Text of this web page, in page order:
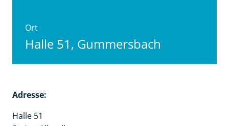
Ort
Halle 51, Gummersbach
Adresse:
Halle 51